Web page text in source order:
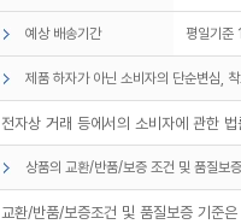
예상 배송기간 평일기준
제품 하자가 아닌 소비자의 단순변심,
전자상 거래 등에서의 소비자에 관한
상품의 교환/반품/보증 조건 및 품질보
교환/반품/보증조건 및 품질보증 기준